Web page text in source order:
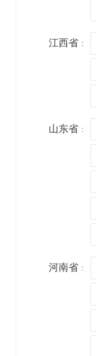
江西省 ：
山东省 ：
河南省 ：